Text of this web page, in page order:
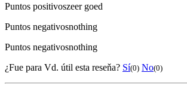
Puntos positivoszeer goed
Puntos negativosnothing
Puntos negativosnothing
¿Fue para Vd. útil esta reseňa? Sí(0) No(0)